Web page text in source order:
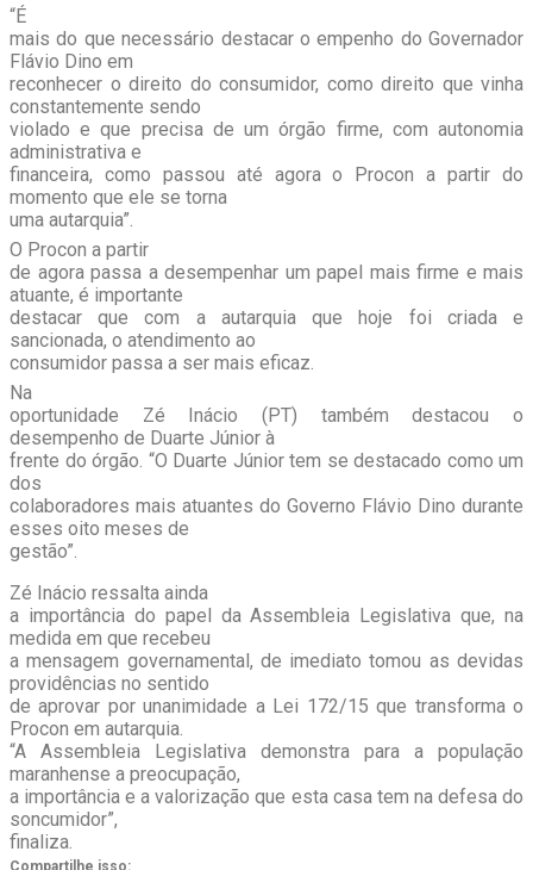
“É
mais do que necessário destacar o empenho do Governador
Flávio Dino em
reconhecer o direito do consumidor, como direito que vinha
constantemente sendo
violado e que precisa de um órgão firme, com autonomia
administrativa e
financeira, como passou até agora o Procon a partir do
momento que ele se torna
uma autarquia”.
O Procon a partir
de agora passa a desempenhar um papel mais firme e mais
atuante, é importante
destacar que com a autarquia que hoje foi criada e
sancionada, o atendimento ao
consumidor passa a ser mais eficaz.
Na
oportunidade Zé Inácio (PT) também destacou o
desempenho de Duarte Júnior à
frente do órgão. “O Duarte Júnior tem se destacado como um
dos
colaboradores mais atuantes do Governo Flávio Dino durante
esses oito meses de
gestão”.
Zé Inácio ressalta ainda
a importância do papel da Assembleia Legislativa que, na
medida em que recebeu
a mensagem governamental, de imediato tomou as devidas
providências no sentido
de aprovar por unanimidade a Lei 172/15 que transforma o
Procon em autarquia.
“A Assembleia Legislativa demonstra para a população
maranhense a preocupação,
a importância e a valorização que esta casa tem na defesa do
soncumidor”,
finaliza.
Compartilhe isso: